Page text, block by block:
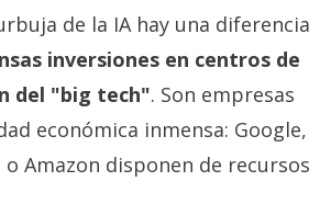
de la IA hay una diferencia
inversiones en centros de
del "big tech". Son empresas
económica inmensa: Google,
Amazon disponen de recursos